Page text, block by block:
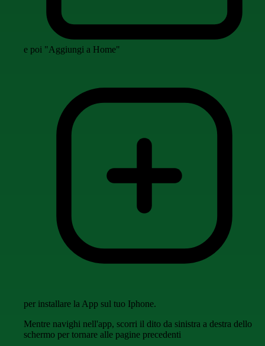
e poi "Aggiungi a Home"
per installare la App sul tuo Iphone.
Mentre navighi nell'app, scorri il dito da sinistra a destra dello
schermo per tornare alle pagine precedenti